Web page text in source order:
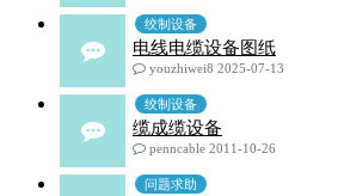
绞制设备
电线电缆设备图纸
youzhiwei8 2025-07-13
绞制设备
缆成缆设备
penncable 2011-10-26
问题求助